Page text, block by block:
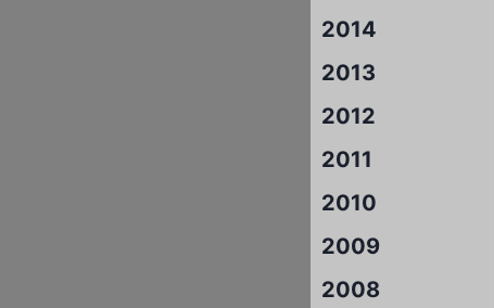
2014
2013
2012
2011
2010
2009
2008